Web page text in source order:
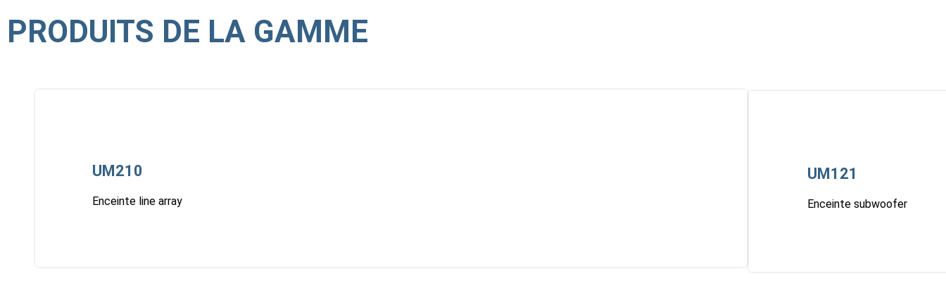
PRODUITS DE LA GAMME
UM210
Enceinte line array
UM121
Enceinte subwoofer